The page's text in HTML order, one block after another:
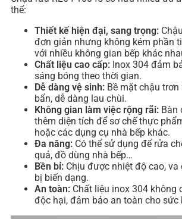
thể:
Thiết kế hiện đại, sang trọng:
đơn giản nhưng không kém phần
với nhiều không gian bếp khác
Chất liệu cao cấp: Inox 304 đảm
sáng bóng theo thời gian.
Dễ dàng vệ sinh: Bề mặt chậu
bẩn, dễ dàng lau chùi.
Không gian làm việc rộng rãi: Bàn
thêm diện tích để sơ chế thực
hoặc các dụng cụ nhà bếp khác.
Đa năng: Có thể sử dụng để rửa
quả, đồ dùng nhà bếp…
Bền bỉ: Chịu được nhiệt độ cao, va
bị biến dạng.
An toàn: Chất liệu inox 304 không
độc hại, đảm bảo an toàn cho sức